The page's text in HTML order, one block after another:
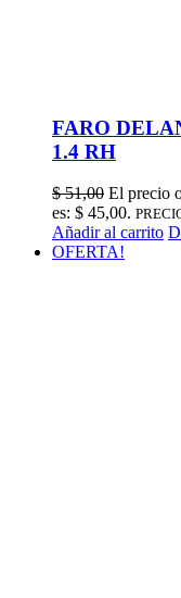
FARO
1.4 RH
$51,00 El precio
es: $ 45,00.
Añadir al carrito
OFERTA!